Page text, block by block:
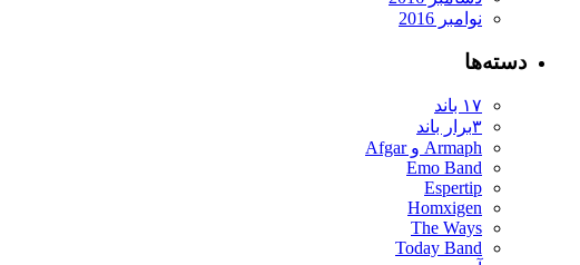
نوامبر 2016
دسته‌ها
۱۷ باند
۳برار باند
Armaph و Afgar
Emo Band
Espertip
Homxigen
The Ways
Today Band